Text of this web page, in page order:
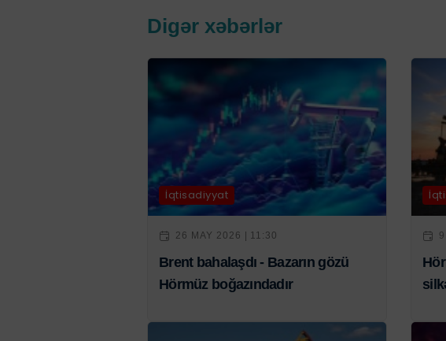
Digər xəbərlər
İqtisadiyyat
26 MAY 2026 | 11:30
Brent bahalaşdı - Bazarın gözü
Hörmüz boğazındadır